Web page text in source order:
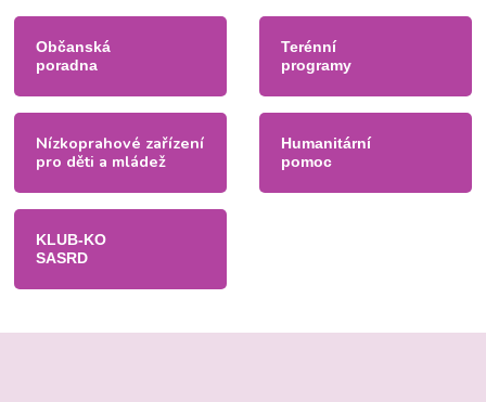
Občanská
poradna
Terénní
programy
Nízkoprahové zařízení
pro děti a mládež
Humanitární
pomoc
KLUB-KO
SASRD